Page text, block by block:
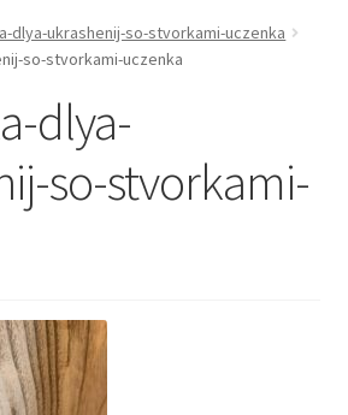
dlya-ukrashenij-so-stvorkami-uczenka
so-stvorkami-uczenka
dlya-
so-stvorkami-